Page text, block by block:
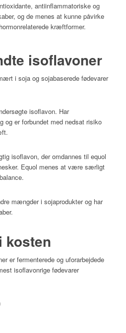
antiinflammatoriske og
og de menes at kunne påvirke
kræftformer.
isoflavoner
i soja og sojabaserede fødevarer
isoflavon. Har
og er forbundet med nedsat risiko
isoflavon, der omdannes til equol
Equol menes at være særligt
mængder i sojaprodukter og har
kosten
er fermenterede og uforarbejdede
isoflavonrige fødevarer